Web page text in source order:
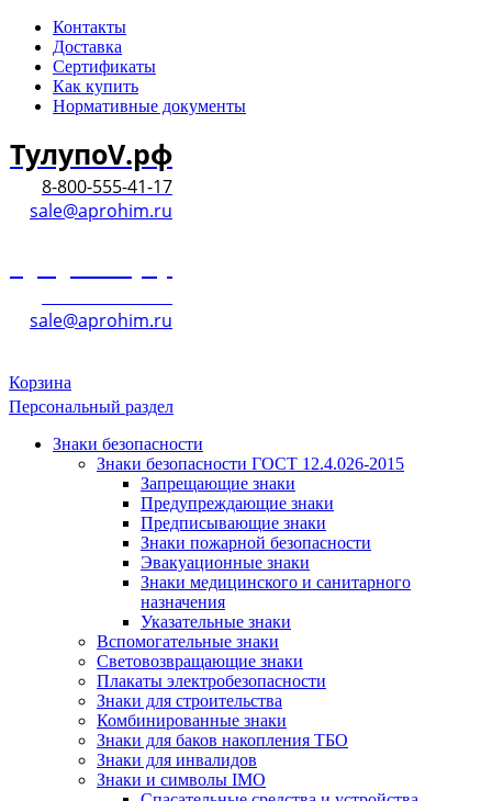
Контакты
Доставка
Сертификаты
Как купить
Нормативные документы
ТулупоV.рф
8-800-555-41-17
sale@aprohim.ru
sale@aprohim.ru
Корзина
Персональный раздел
Знаки безопасности
Знаки безопасности ГОСТ 12.4.026-2015
Запрещающие знаки
Предупреждающие знаки
Предписывающие знаки
Знаки пожарной безопасности
Эвакуационные знаки
Знаки медицинского и санитарного
назначения
Указательные знаки
Вспомогательные знаки
Световозвращающие знаки
Плакаты электробезопасности
Знаки для строительства
Комбинированные знаки
Знаки для баков накопления ТБО
Знаки для инвалидов
Знаки и символы IMO